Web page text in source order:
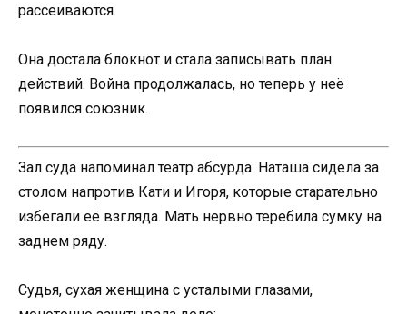
рассеиваются.
Она достала блокнот и стала записывать план
действий. Война продолжалась, но теперь у неё
появился союзник.
Зал суда напоминал театр абсурда. Наташа сидела за
столом напротив Кати и Игоря, которые старательно
избегали её взгляда. Мать нервно теребила сумку на
заднем ряду.
Судья, сухая женщина с усталыми глазами,